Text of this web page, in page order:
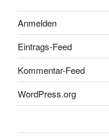
Anmelden
Eintrags-Feed
Kommentar-Feed
WordPress.org